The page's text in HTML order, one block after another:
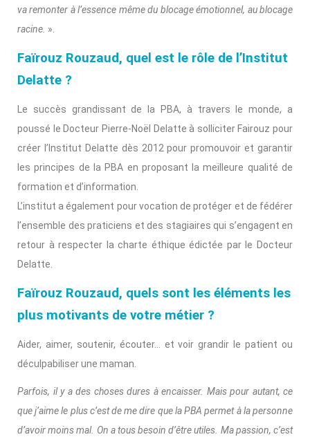
va remonter à l’essence même du blocage émotionnel, au blocage
racine. ».
Faïrouz Rouzaud, quel est le rôle de l’Institut
Delatte ?
Le succès grandissant de la PBA, à travers le monde, a
poussé le Docteur Pierre-Noël Delatte à solliciter Fairouz pour
créer l’Institut Delatte dès 2012 pour promouvoir et garantir
les principes de la PBA en proposant la meilleure qualité de
formation et d’information.
L’institut a également pour vocation de protéger et de fédérer
l’ensemble des praticiens et des stagiaires qui s’engagent en
retour à respecter la charte éthique édictée par le Docteur
Delatte.
Faïrouz Rouzaud, quels sont les éléments les
plus motivants de votre métier ?
Aider, aimer, soutenir, écouter… et voir grandir le patient ou
déculpabiliser une maman.
Parfois, il y a des choses dures à encaisser. Mais pour autant, ce
que j’aime le plus c’est de me dire que la PBA permet à la personne
d’avoir moins mal. On a tous besoin d’être utiles. Ma passion, c’est